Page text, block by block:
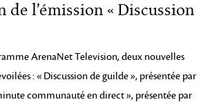
de l’émission « Discussion
ArenaNet Television, deux nouvelles
: « Discussion de guilde », présentée par
communauté en direct », présentée par